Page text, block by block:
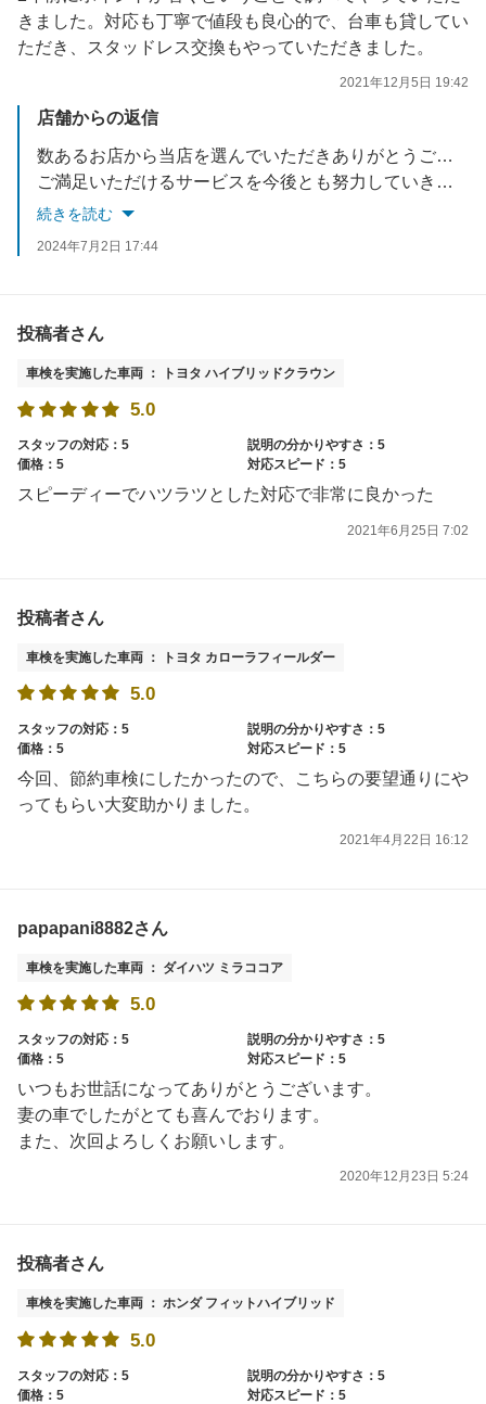
きました。対応も丁寧で値段も良心的で、台車も貸してい
ただき、スタッドレス交換もやっていただきました。
2021年12月5日 19:42
店舗からの返信
数あるお店から当店を選んでいただきありがとうございます。
ご満足いただけるサービスを今後とも努力していきますので宜しくお願い致します。
又のご来店お待ちしております。
続きを読む
2024年7月2日 17:44
投稿者さん
車検を実施した車両 ： トヨタ ハイブリッドクラウン
5.0
スタッフの対応：5
説明の分かりやすさ：5
価格：5
対応スピード：5
スピーディーでハツラツとした対応で非常に良かった
2021年6月25日 7:02
投稿者さん
車検を実施した車両 ： トヨタ カローラフィールダー
5.0
スタッフの対応：5
説明の分かりやすさ：5
価格：5
対応スピード：5
今回、節約車検にしたかったので、こちらの要望通りにや
ってもらい大変助かりました。
2021年4月22日 16:12
papapani8882さん
車検を実施した車両 ： ダイハツ ミラココア
5.0
スタッフの対応：5
説明の分かりやすさ：5
価格：5
対応スピード：5
いつもお世話になってありがとうございます。
妻の車でしたがとても喜んでおります。
また、次回よろしくお願いします。
2020年12月23日 5:24
投稿者さん
車検を実施した車両 ： ホンダ フィットハイブリッド
5.0
スタッフの対応：5
説明の分かりやすさ：5
価格：5
対応スピード：5